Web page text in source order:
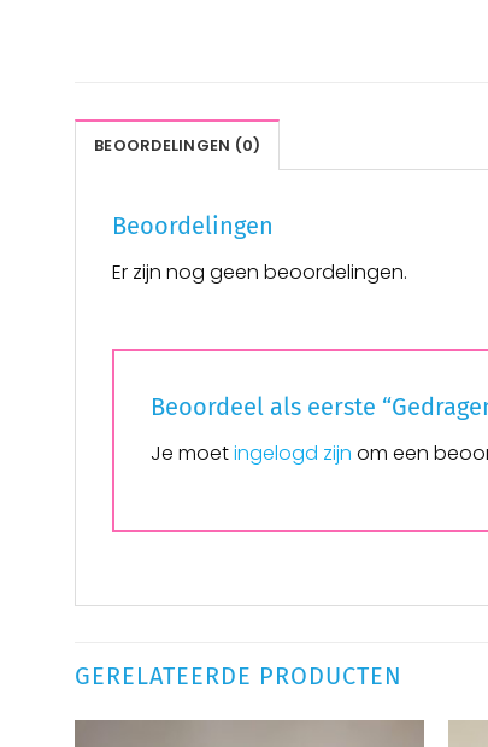
BEOORDELINGEN (0)
Beoordelingen
Er zijn nog geen beoordelingen.
Beoordeel als eerste
Je moetingelogd zijn om een
GERELATEERDE PRODUCTEN